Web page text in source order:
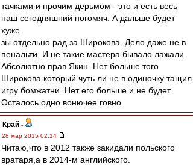
тачками и прочим дерьмом - это и есть весь
наш сегодняшний ногомяч. А дальше будет
хуже.
зы отдельно рад за Широкова. Дело даже не в
пенальти. И не такие мастера бывало лажали.
Абсолютно прав Якин. Нет больше того
Широкова который чуть ли не в одиночку тащил
игру бомжатни. Нет его больше и не будет.
Осталось одно вонючее говно.
Край -
28 мар 2015 02:14
Читаю,что в 2012 также закидали польского
вратаря,а в 2014-м английского.